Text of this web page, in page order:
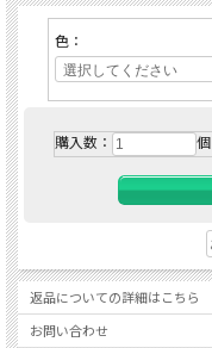
色：
購入数： 個
返品についての詳細はこちら
お問い合わせ